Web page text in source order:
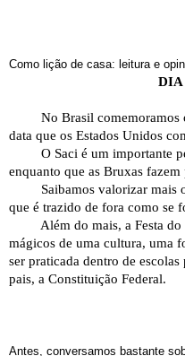
Como lição de casa: leitura e
DIA
No Brasil
data que os Estados Unidos
O Saci é um importante
enquanto que as Bruxas
Saibamos valorizar mais
que é trazido de fora como se
Além do mais, a Festa
mágicos de uma cultura, uma
ser praticada dentro de
pais, a Constituição Federal.
Antes, conversamos bastante